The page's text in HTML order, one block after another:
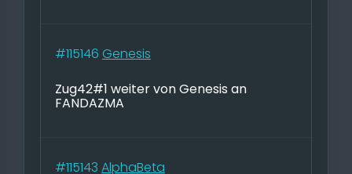
#115146 Genesis
Zug42#1 weiter von Genesis an
FANDAZMA
#115143 AlphaBeta